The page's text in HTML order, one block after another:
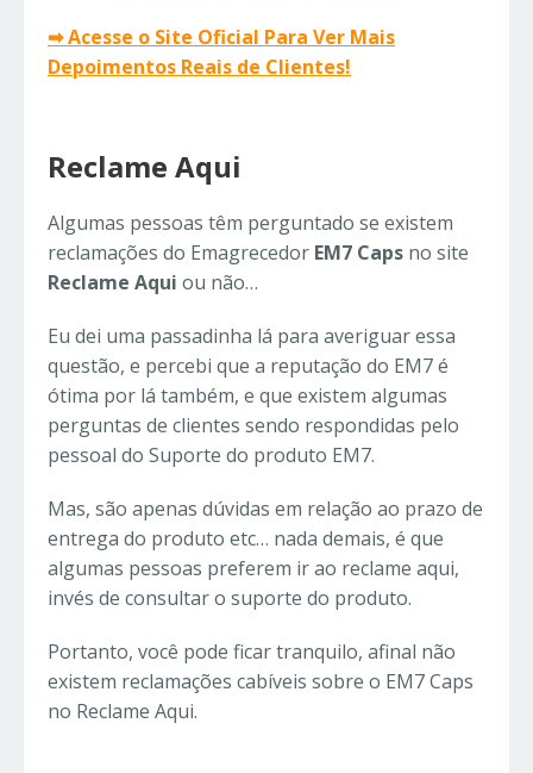
➡ Acesse o Site Oficial Para Ver Mais
Depoimentos Reais de Clientes!
Reclame Aqui
Algumas pessoas têm perguntado se existem
reclamações do Emagrecedor EM7 Caps no site
Reclame Aqui ou não…
Eu dei uma passadinha lá para averiguar essa
questão, e percebi que a reputação do EM7 é
ótima por lá também, e que existem algumas
perguntas de clientes sendo respondidas pelo
pessoal do Suporte do produto EM7.
Mas, são apenas dúvidas em relação ao prazo de
entrega do produto etc… nada demais, é que
algumas pessoas preferem ir ao reclame aqui,
invés de consultar o suporte do produto.
Portanto, você pode ficar tranquilo, afinal não
existem reclamações cabíveis sobre o EM7 Caps
no Reclame Aqui.